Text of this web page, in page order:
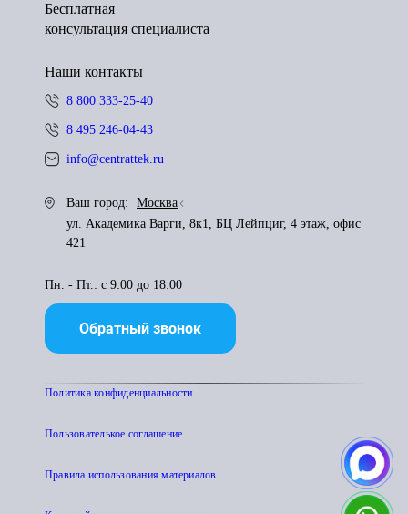
Бесплатная
консультация специалиста
Наши контакты
8 800 333-25-40
8 495 246-04-43
info@centrattek.ru
Ваш город:
Москва
ул. Академика Варги, 8к1, БЦ Лейпциг, 4 этаж, офис
421
Пн. - Пт.: с 9:00 до 18:00
Обратный звонок
Политика конфиденциальности
Пользователькое соглашение
Правила использования материалов